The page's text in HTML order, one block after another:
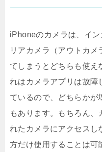
iPhoneのカメラは、イ
リアカメラ（アウトカ
てしまうとどちらも使え
れはカメラアプリは故障
ているので、どちらかが
もあります。もちろん
れたカメラにアクセスし
方だけ使用することは可